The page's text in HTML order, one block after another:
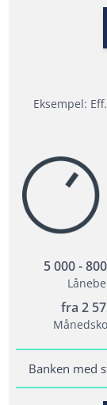
Les mer om
Eksempel:
Fordeler
Velg
Tilbyr
Svar med
Alderskrav:
5 000 -
fra 2
Banken med